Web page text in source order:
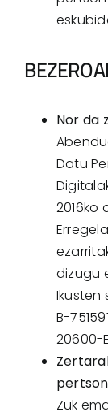
Nor da
Datu
2016ko
dizugu
Ikusten
B-
20600-
Zuk